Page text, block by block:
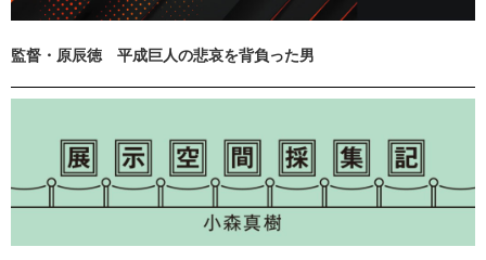
監督・原辰徳 平成巨人の悲哀を背負った男